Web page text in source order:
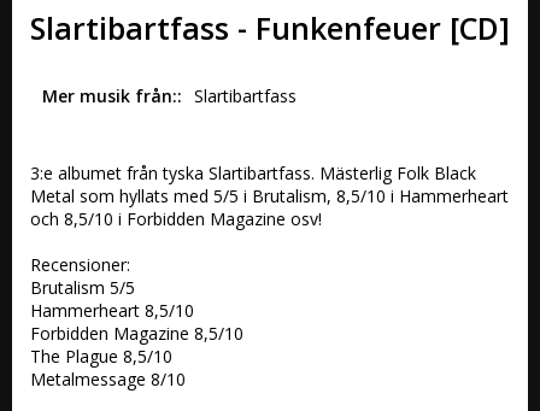
Slartibartfass - Funkenfeuer [CD]
Mer musik från: Slartibartfass
3:e albumet från tyska Slartibartfass. Mästerlig Folk Black
Metal som hyllats med 5/5 i Brutalism, 8,5/10 i Hammerheart
och 8,5/10 i Forbidden Magazine osv!
Recensioner:
Brutalism 5/5
Hammerheart 8,5/10
Forbidden Magazine 8,5/10
The Plague 8,5/10
Metalmessage 8/10